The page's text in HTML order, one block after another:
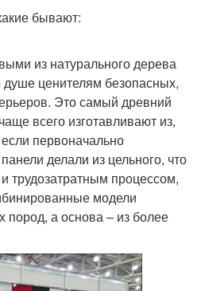
бывают:
из натурального дерева
ценителям безопасных,
Это самый древний
всего изготавливают из,
первоначально
делали из цельного, что
трудозатратным процессом,
модели
пород, а основа – из более